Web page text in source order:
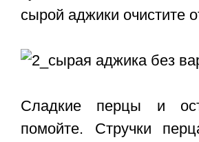
сырой аджики очистите
Сладкие перцы и
помойте. Стручки